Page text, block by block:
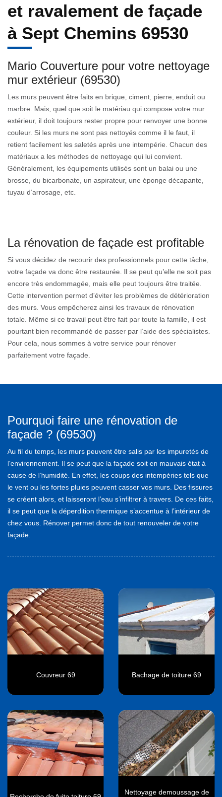
et ravalement de façade
à Sept Chemins 69530
Mario Couverture pour votre nettoyage
mur extérieur (69530)
Les murs peuvent être faits en brique, ciment, pierre, enduit ou
marbre. Mais, quel que soit le matériau qui compose votre mur
extérieur, il doit toujours rester propre pour renvoyer une bonne
couleur. Si les murs ne sont pas nettoyés comme il le faut, il
retient facilement les saletés après une intempérie. Chacun des
matériaux a les méthodes de nettoyage qui lui convient.
Généralement, les équipements utilisés sont un balai ou une
brosse, du bicarbonate, un aspirateur, une éponge décapante,
tuyau d’arrosage, etc.
La rénovation de façade est profitable
Si vous décidez de recourir des professionnels pour cette tâche,
votre façade va donc être restaurée. Il se peut qu’elle ne soit pas
encore très endommagée, mais elle peut toujours être traitée.
Cette intervention permet d’éviter les problèmes de détérioration
des murs. Vous empêcherez ainsi les travaux de rénovation
totale. Même si ce travail peut être fait par toute la famille, il est
pourtant bien recommandé de passer par l’aide des spécialistes.
Pour cela, nous sommes à votre service pour rénover
parfaitement votre façade.
Pourquoi faire une rénovation de
façade ? (69530)
Au fil du temps, les murs peuvent être salis par les impuretés de
l’environnement. Il se peut que la façade soit en mauvais état à
cause de l’humidité. En effet, les coups des intempéries tels que
le vent ou les fortes pluies peuvent casser vos murs. Des fissures
se créent alors, et laisseront l’eau s’infiltrer à travers. De ces faits,
il se peut que la déperdition thermique s’accentue à l’intérieur de
chez vous. Rénover permet donc de tout renouveler de votre
façade.
Couvreur 69 Bachage de toiture 69
Nettoyage demoussage de